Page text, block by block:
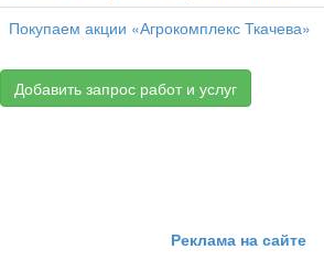
Покупаем акции «Агрокомплекс Ткачева»
Добавить запрос работ и услуг
Реклама на сайте